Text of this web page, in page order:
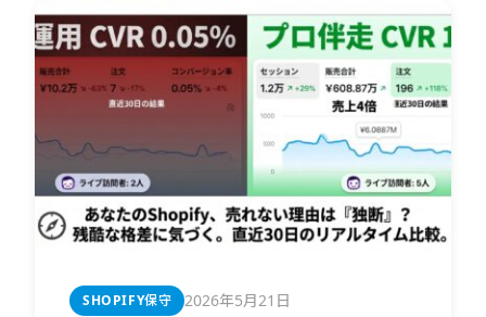
SHOPIFY保守 2026年5月21日